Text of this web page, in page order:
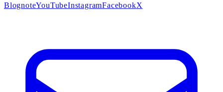
BlognoteYouTubeInstagramFacebookX